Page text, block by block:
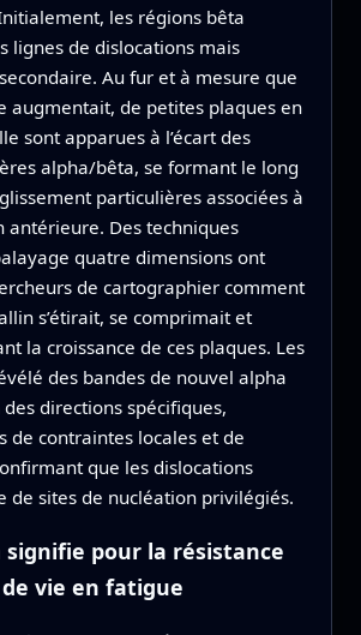
les régions bêta
lignes de dislocations mais
Au fur et à mesure que
augmentait, de petites plaques en
sont apparues à l’écart des
alpha/bêta, se formant le long
particulières associées à
antérieure. Des techniques
quatre dimensions ont
de cartographier comment
s’étirait, se comprimait et
la croissance de ces plaques. Les
des bandes de nouvel alpha
directions spécifiques,
de contraintes locales et de
que les dislocations
de sites de nucléation privilégiés.
signifie pour la résistance
vie en fatigue